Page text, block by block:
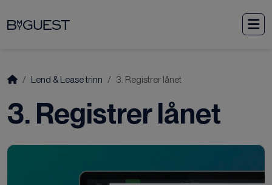
StartLend & Lease trinn 3. Registrer lånet
3. Registrer lånet